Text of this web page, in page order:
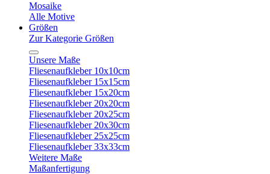
Mosaike
Alle Motive
Größen
Zur Kategorie Größen
Unsere Maße
Fliesenaufkleber 10x10cm
Fliesenaufkleber 15x15cm
Fliesenaufkleber 15x20cm
Fliesenaufkleber 20x20cm
Fliesenaufkleber 20x25cm
Fliesenaufkleber 20x30cm
Fliesenaufkleber 25x25cm
Fliesenaufkleber 33x33cm
Weitere Maße
Maßanfertigung